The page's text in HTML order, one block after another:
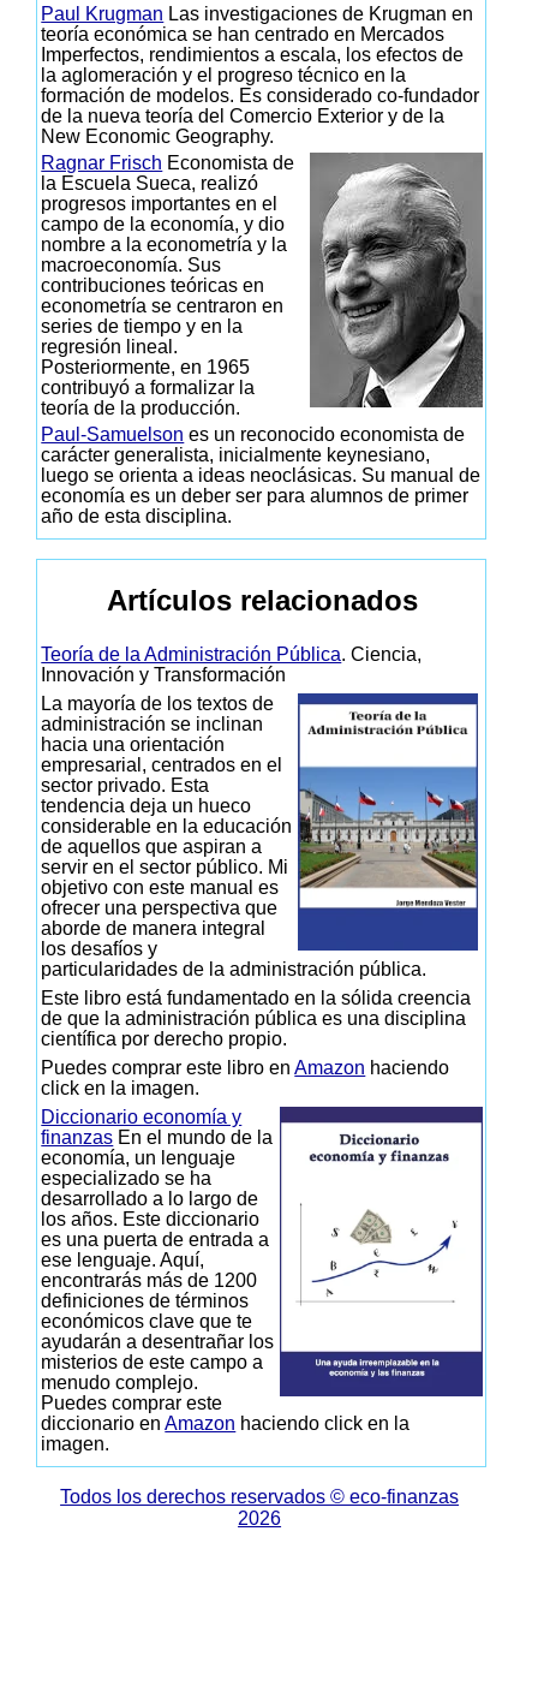
Paul Krugman Las investigaciones de Krugman en
teoría económica se han centrado en Mercados
Imperfectos, rendimientos a escala, los efectos de
la aglomeración y el progreso técnico en la
formación de modelos. Es considerado co-fundador
de la nueva teoría del Comercio Exterior y de la
New Economic Geography.
Ragnar Frisch Economista de
la Escuela Sueca, realizó
progresos importantes en el
campo de la economía, y dio
nombre a la econometría y la
macroeconomía. Sus
contribuciones teóricas en
econometría se centraron en
series de tiempo y en la
regresión lineal.
Posteriormente, en 1965
contribuyó a formalizar la
teoría de la producción.
Paul-Samuelson es un reconocido economista de
carácter generalista, inicialmente keynesiano,
luego se orienta a ideas neoclásicas. Su manual de
economía es un deber ser para alumnos de primer
año de esta disciplina.
Artículos relacionados
Teoría de la Administración Pública. Ciencia,
Innovación y Transformación
La mayoría de los textos de
administración se inclinan
hacia una orientación
empresarial, centrados en el
sector privado. Esta
tendencia deja un hueco
considerable en la educación
de aquellos que aspiran a
servir en el sector público. Mi
objetivo con este manual es
ofrecer una perspectiva que
aborde de manera integral
los desafíos y
particularidades de la administración pública.
Este libro está fundamentado en la sólida creencia
de que la administración pública es una disciplina
científica por derecho propio.
Puedes comprar este libro enAmazon haciendo
click en la imagen.
Diccionario economía y
finanzas En el mundo de la
economía, un lenguaje
especializado se ha
desarrollado a lo largo de
los años. Este diccionario
es una puerta de entrada a
ese lenguaje. Aquí,
encontrarás más de 1200
definiciones de términos
económicos clave que te
ayudarán a desentrañar los
misterios de este campo a
menudo complejo.
Puedes comprar este
diccionario enAmazon haciendo click en la
imagen.
Todos los derechos reservados © eco-finanzas
2026